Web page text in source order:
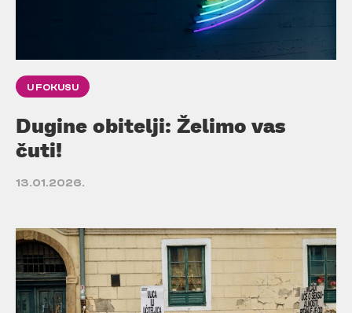
U FOKUSU
Dugine obitelji: Želimo vas
čuti!
13.01.2026.